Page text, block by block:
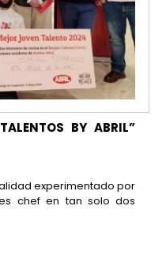
BY ABRIL”
experimentado por
chef en tan solo dos